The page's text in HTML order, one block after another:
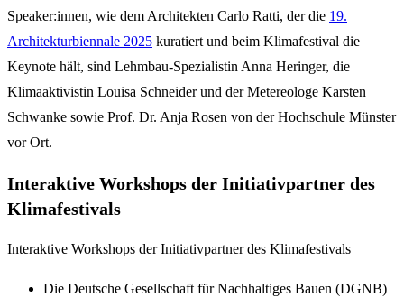
Speaker:innen, wie dem Architekten Carlo Ratti, der die 19.
Architekturbiennale 2025 kuratiert und beim Klimafestival die
Keynote hält, sind Lehmbau-Spezialistin Anna Heringer, die
Klimaaktivistin Louisa Schneider und der Metereologe Karsten
Schwanke sowie Prof. Dr. Anja Rosen von der Hochschule Münster
vor Ort.
Interaktive Workshops der Initiativpartner des
Klimafestivals
Interaktive Workshops der Initiativpartner des Klimafestivals
Die Deutsche Gesellschaft für Nachhaltiges Bauen (DGNB)